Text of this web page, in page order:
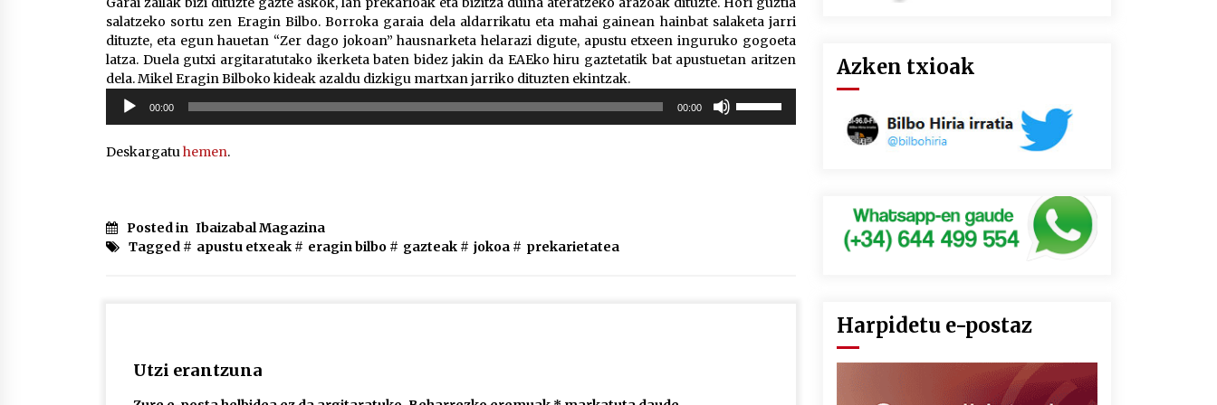
salatzeko sortu zen Eragin Bilbo. Borroka garaia dela aldarrikatu eta mahai gainean hainbat salaketa jarri
dituzte, eta egun hauetan “Zer dago jokoan” hausnarketa helarazi digute, apustu etxeen inguruko gogoeta
latza. Duela gutxi argitaratutako ikerketa baten bidez jakin da EAEko hiru gaztetatik bat apustuetan aritzen
dela. Mikel Eragin Bilboko kideak azaldu dizkigu martxan jarriko dituzten ekintzak.
Soinu
erreproduzigailua
00:00 00:00
Deskargatuhemen.
Posted in Ibaizabal Magazina
Tagged # apustu etxeak # eragin bilbo # gazteak # jokoa # prekarietatea
Utzi erantzuna
Azken txioak
Harpidetu e-postaz